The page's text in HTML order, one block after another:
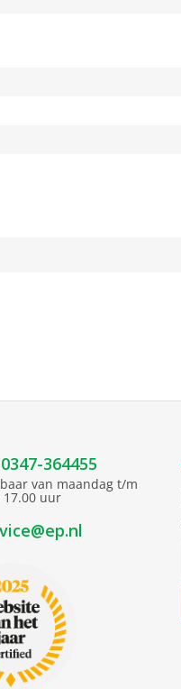
0347-364455
van maandag t/m
17.00 uur